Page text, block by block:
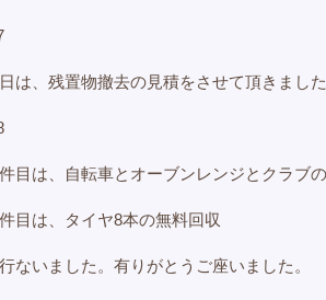
は、残置物撤去の見積をさせて頂きました
目は、自転車とオーブンレンジとクラブ
目は、タイヤ8本の無料回収
ないました。有りがとうご座いました。